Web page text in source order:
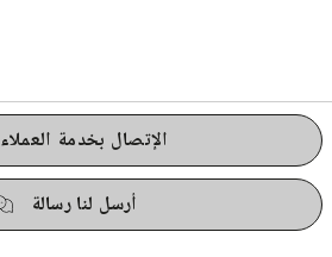
الإتصال بخدمة العملاء
أرسل لنا رسالة